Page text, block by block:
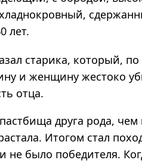
лет.
старика, который, по
и женщину жестоко
отца.
друга рода,
Итогом стал
не было победителя.